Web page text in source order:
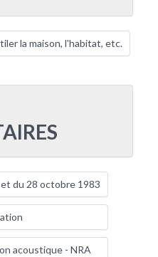
la maison, l'habitat, etc.
du 28 octobre 1983
acoustique - NRA